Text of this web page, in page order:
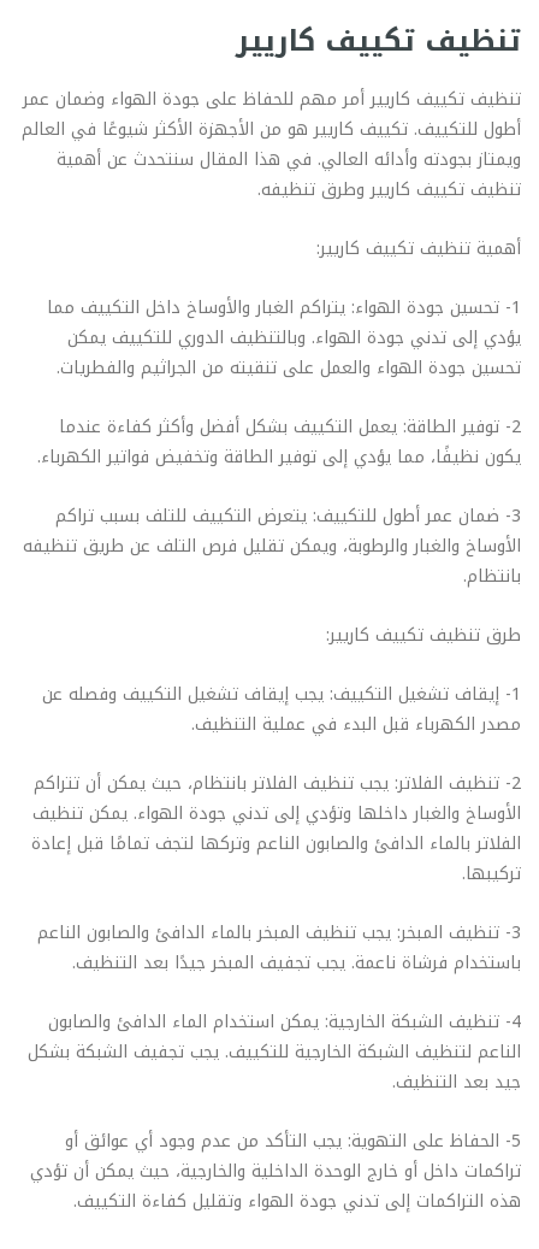
تنظيف تكييف كاريير
تنظيف تكييف كاريير أمر مهم للحفاظ على جودة الهواء وضمان عمر
أطول للتكييف. تكييف كاريير هو من الأجهزة الأكثر شيوعًا في العالم
ويمتاز بجودته وأدائه العالي. في هذا المقال سنتحدث عن أهمية
تنظيف تكييف كاريير وطرق تنظيفه.
أهمية تنظيف تكييف كاريير:
1- تحسين جودة الهواء: يتراكم الغبار والأوساخ داخل التكييف مما
يؤدي إلى تدني جودة الهواء. وبالتنظيف الدوري للتكييف يمكن
تحسين جودة الهواء والعمل على تنقيته من الجراثيم والفطريات.
2- توفير الطاقة: يعمل التكييف بشكل أفضل وأكثر كفاءة عندما
يكون نظيفًا، مما يؤدي إلى توفير الطاقة وتخفيض فواتير الكهرباء.
3- ضمان عمر أطول للتكييف: يتعرض التكييف للتلف بسبب تراكم
الأوساخ والغبار والرطوبة، ويمكن تقليل فرص التلف عن طريق تنظيفه
بانتظام.
طرق تنظيف تكييف كاريير:
1- إيقاف تشغيل التكييف: يجب إيقاف تشغيل التكييف وفصله عن
مصدر الكهرباء قبل البدء في عملية التنظيف.
2- تنظيف الفلاتر: يجب تنظيف الفلاتر بانتظام، حيث يمكن أن تتراكم
الأوساخ والغبار داخلها وتؤدي إلى تدني جودة الهواء. يمكن تنظيف
الفلاتر بالماء الدافئ والصابون الناعم وتركها لتجف تمامًا قبل إعادة
تركيبها.
3- تنظيف المبخر: يجب تنظيف المبخر بالماء الدافئ والصابون الناعم
باستخدام فرشاة ناعمة. يجب تجفيف المبخر جيدًا بعد التنظيف.
4- تنظيف الشبكة الخارجية: يمكن استخدام الماء الدافئ والصابون
الناعم لتنظيف الشبكة الخارجية للتكييف. يجب تجفيف الشبكة بشكل
جيد بعد التنظيف.
5- الحفاظ على التهوية: يجب التأكد من عدم وجود أي عوائق أو
تراكمات داخل أو خارج الوحدة الداخلية والخارجية، حيث يمكن أن تؤدي
هذه التراكمات إلى تدني جودة الهواء وتقليل كفاءة التكييف.